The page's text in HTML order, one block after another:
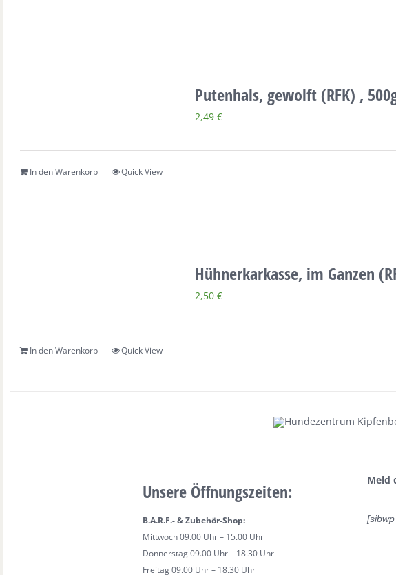
Putenhals, gewolft (RFK) ,
2,49€
In den Warenkorb Quick View
Hühnerkarkasse, im Ganzen
2,50€
In den Warenkorb Quick View
Unsere Öffnungszeiten:
B.A.R.F.- & Zubehör-Shop:
Mittwoch 09.00 Uhr – 15.00 Uhr
Donnerstag 09.00 Uhr – 18.30 Uhr
Freitag 09.00 Uhr – 18.30 Uhr
Meld